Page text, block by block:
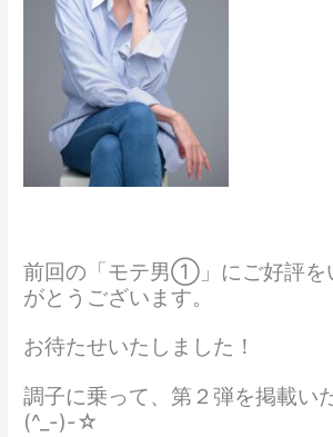
前回の「モテ男①」にご好評を
がとうございます。
お待たせいたしました！
調子に乗って、第２弾を掲載い
(^_-)-☆